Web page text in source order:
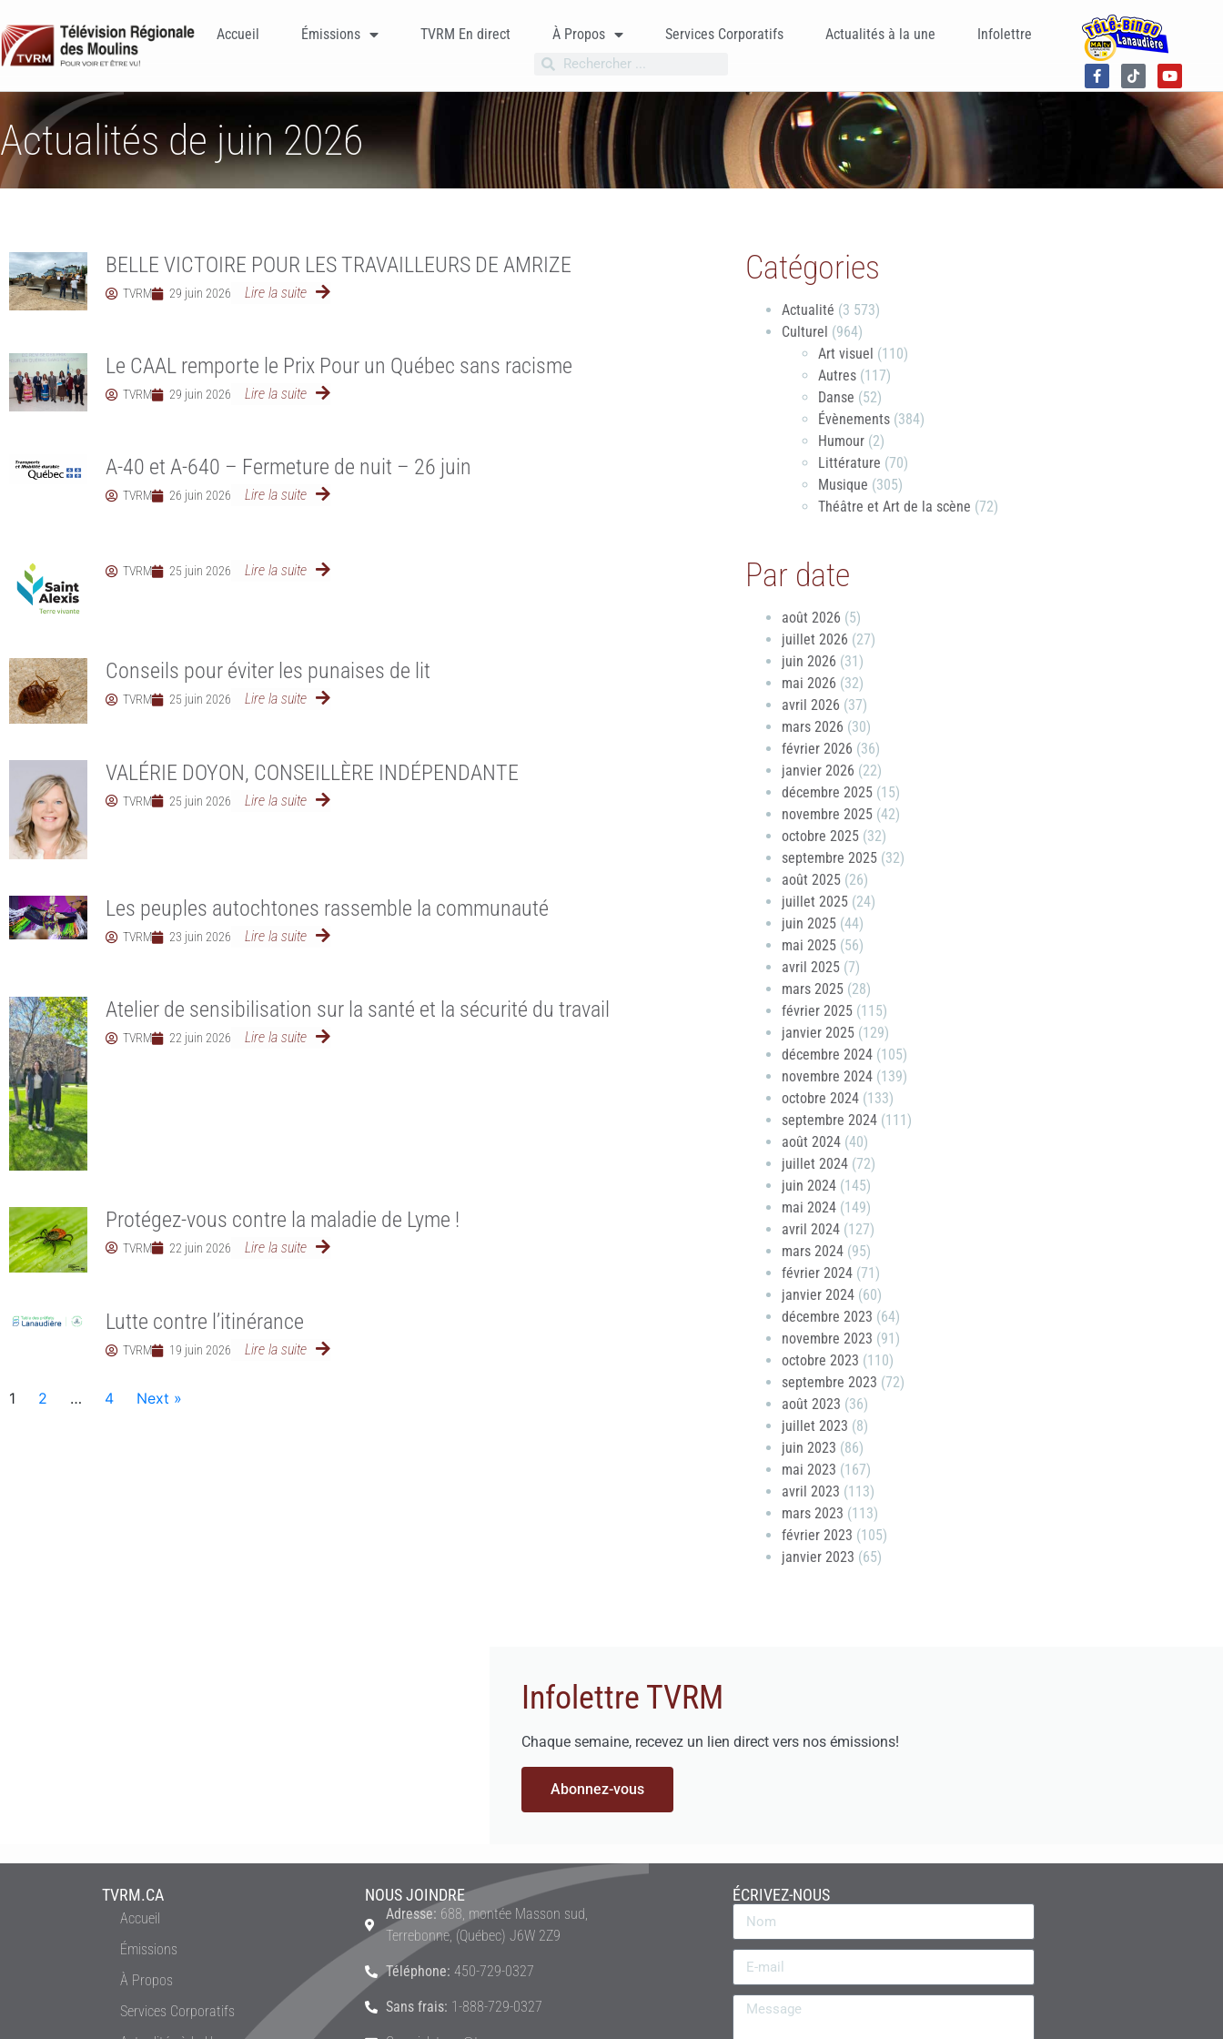
Accueil Émissions TVRM En direct À Propos Services Corporatifs Actualités à la une Infolettre
Actualités de juin 2026
BELLE VICTOIRE POUR LES TRAVAILLEURS DE AMRIZE
TVRM 29 juin 2026 Lire la suite
Le CAAL remporte le Prix Pour un Québec sans racisme
TVRM 29 juin 2026 Lire la suite
A-40 et A-640 – Fermeture de nuit – 26 juin
TVRM 26 juin 2026 Lire la suite
TVRM 25 juin 2026 Lire la suite
Conseils pour éviter les punaises de lit
TVRM 25 juin 2026 Lire la suite
VALÉRIE DOYON, CONSEILLÈRE INDÉPENDANTE
TVRM 25 juin 2026 Lire la suite
Les peuples autochtones rassemble la communauté
TVRM 23 juin 2026 Lire la suite
Atelier de sensibilisation sur la santé et la sécurité du travail
TVRM 22 juin 2026 Lire la suite
Protégez-vous contre la maladie de Lyme !
TVRM 22 juin 2026 Lire la suite
Lutte contre l’itinérance
TVRM 19 juin 2026 Lire la suite
1 2 … 4 Next »
Catégories
Actualité (3 573)
Culturel (964)
Art visuel (110)
Autres(117)
Danse (52)
Évènements(384)
Humour(2)
Littérature (70)
Musique (305)
Théâtre et Art de la scène (72)
Par date
août 2026 (5)
juillet 2026 (27)
juin 2026 (31)
mai 2026 (32)
avril 2026 (37)
mars 2026 (30)
février 2026 (36)
janvier 2026 (22)
décembre 2025(15)
novembre 2025(42)
octobre 2025(32)
septembre 2025(32)
août 2025(26)
juillet 2025(24)
juin 2025(44)
mai 2025(56)
avril 2025(7)
mars 2025(28)
février 2025(115)
janvier 2025(129)
décembre 2024(105)
novembre 2024(139)
octobre 2024(133)
septembre 2024(111)
août 2024(40)
juillet 2024(72)
juin 2024(145)
mai 2024(149)
avril 2024(127)
mars 2024(95)
février 2024(71)
janvier 2024(60)
décembre 2023 (64)
novembre 2023 (91)
octobre 2023 (110)
septembre 2023 (72)
août 2023 (36)
juillet 2023 (8)
juin 2023 (86)
mai 2023 (167)
avril 2023 (113)
mars 2023 (113)
février 2023 (105)
janvier 2023 (65)
Infolettre TVRM
Chaque semaine, recevez un lien direct vers nos émissions!
Abonnez-vous
TVRM.CA
Accueil
Émissions
À Propos
Services Corporatifs
NOUS JOINDRE
Adresse: 688, montée Masson sud,
Terrebonne, (Québec) J6W 2Z9
Téléphone: 450-729-0327
Sans frais: 1-888-729-0327
ÉCRIVEZ-NOUS